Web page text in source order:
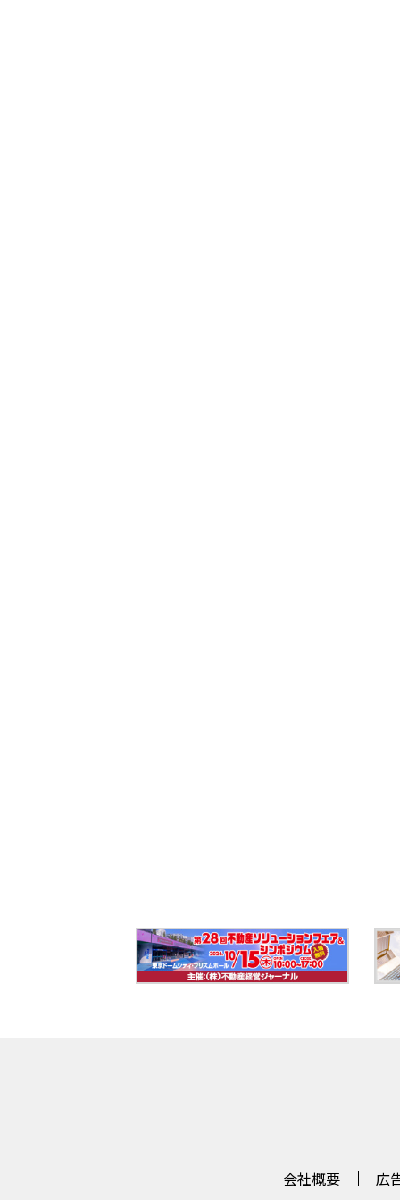
会社概要 広